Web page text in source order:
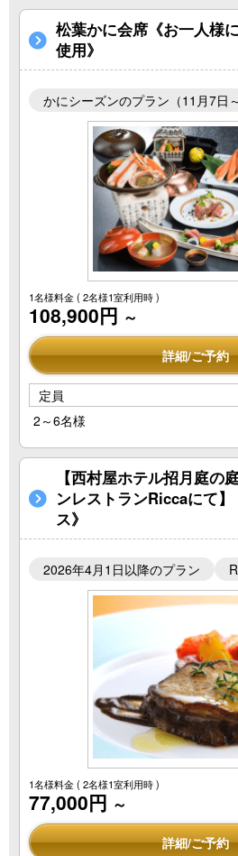
松葉かに会席《お一人様
使用》
かにシーズンのプラン（11月7日
1名様料金( 2名様1室利用時 )
108,900円 ～
詳細/ご予約
定員
2～6名様
【西村屋ホテル招月庭の
ンレストランRiccaにて
ス》
2026年4月1日以降のプラン
1名様料金( 2名様1室利用時 )
77,000円 ～
詳細/ご予約